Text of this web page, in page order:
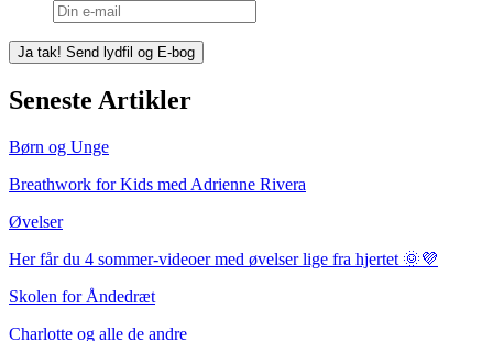
Seneste Artikler
Børn og Unge
Breathwork for Kids med Adrienne Rivera
Øvelser
Her får du 4 sommer-videoer med øvelser lige fra hjertet 🌞💜
Skolen for Åndedræt
Charlotte og alle de andre